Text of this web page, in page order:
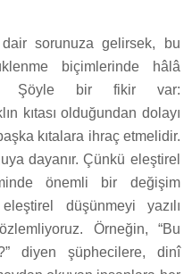
sorunuza gelirsek, bu
biçimlerinde hâlâ
Şöyle bir fikir var:
kıtası olduğundan dolayı
kıtalara ihraç etmelidir.
dayanır. Çünkü eleştirel
önemli bir değişim
düşünmeyi yazılı
Örneğin, “Bu
diyen şüphecilere, dinî